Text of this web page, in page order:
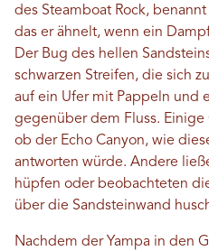
des Steamboat Rock,
das er ähnelt, wenn ein
Der Bug des hellen
schwarzen Streifen, die sich
auf ein Ufer mit Pappeln und
gegenüber dem Fluss. Einige
ob der Echo Canyon, wie
antworten würde. Andere
hüpfen oder beobachteten
über die Sandsteinwand
Nachdem der Yampa in den